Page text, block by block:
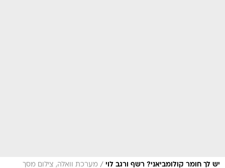
יש לך חומר קולומביאני? רשף ורגב לוי / מערכת וואלה, צילום מסך